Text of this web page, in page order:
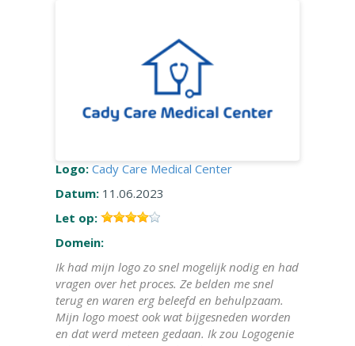
INLOGGEN
Logo: Cady Care Medical Center
Datum: 11.06.2023
Let op:
Domein:
Ik had mijn logo zo snel mogelijk nodig en had
vragen over het proces. Ze belden me snel
terug en waren erg beleefd en behulpzaam.
Mijn logo moest ook wat bijgesneden worden
en dat werd meteen gedaan. Ik zou Logogenie